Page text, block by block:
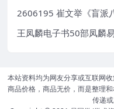
2606195 崔文举《盲派
王凤麟电子书50部凤麟
本站资料均为网友分享或互联网
商品价格，商品无价，而是整理
传递